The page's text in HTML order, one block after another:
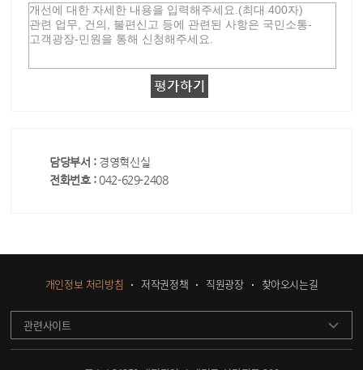
담당부서 : 경영혁신실
전화번호 : 042-629-2408
개인정보 처리방침 저작권정책 직원광장 찾아오시는길
관련사이트